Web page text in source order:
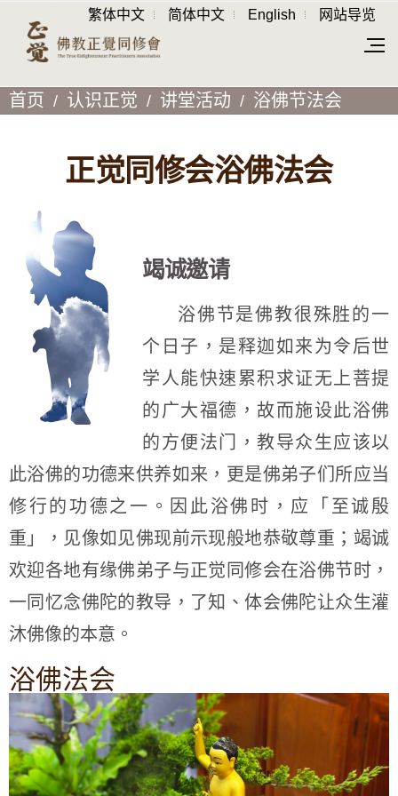
繁体中文 简体中文 English 网站导览
首页 认识正觉 讲堂活动 浴佛节法会
正觉同修会浴佛法会
竭诚邀请
浴佛节是佛教很殊胜的一
个日子，是释迦如来为令后世
学人能快速累积求证无上菩提
的广大福德，故而施设此浴佛
的方便法门，教导众生应该以
此浴佛的功德来供养如来，更是佛弟子们所应当
修行的功德之一。因此浴佛时，应「至诚殷
重」，见像如见佛现前示现般地恭敬尊重；竭诚
欢迎各地有缘佛弟子与正觉同修会在浴佛节时，
一同忆念佛陀的教导，了知、体会佛陀让众生灌
沐佛像的本意。
浴佛法会